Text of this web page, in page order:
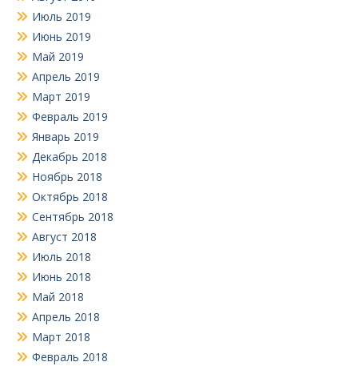
Июль 2019
Июнь 2019
Май 2019
Апрель 2019
Март 2019
Февраль 2019
Январь 2019
Декабрь 2018
Ноябрь 2018
Октябрь 2018
Сентябрь 2018
Август 2018
Июль 2018
Июнь 2018
Май 2018
Апрель 2018
Март 2018
Февраль 2018